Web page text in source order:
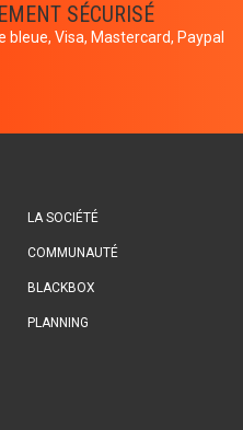
SÉCURISÉ
bleue, Visa, Mastercard, Paypal
LA SOCIÉTÉ
COMMUNAUTÉ
BLACKBOX
PLANNING